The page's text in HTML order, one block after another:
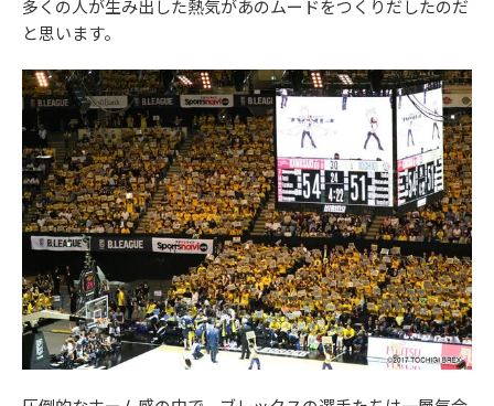
多くの人が生み出した熱気があのムードをつくりだしたのだ
と思います。